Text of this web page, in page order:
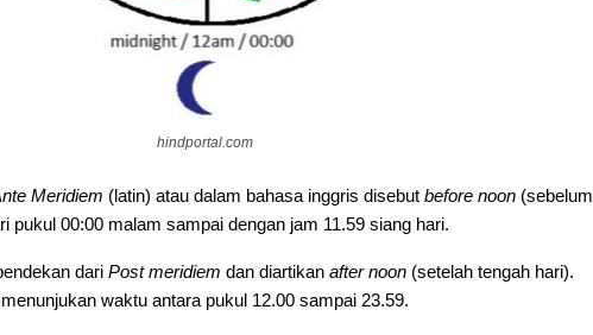
hindportal.com
Meridiem (latin) atau dalam bahasa inggris disebut before noon (sebelum
pukul 00:00 malam sampai dengan jam 11.59 siang hari.
dari Post meridiem dan diartikan after noon(setelah tengah hari).
waktu antara pukul 12.00 sampai 23.59.